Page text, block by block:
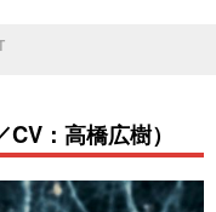
：高橋広樹）